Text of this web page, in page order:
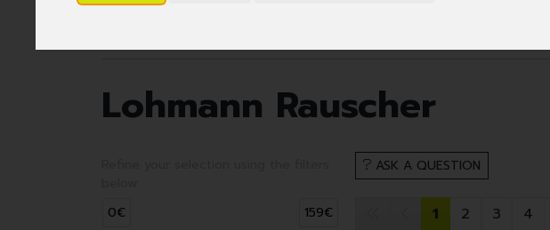
Lohmann Rauscher
ASK A QUESTION
1 2 3 4
0€
159€